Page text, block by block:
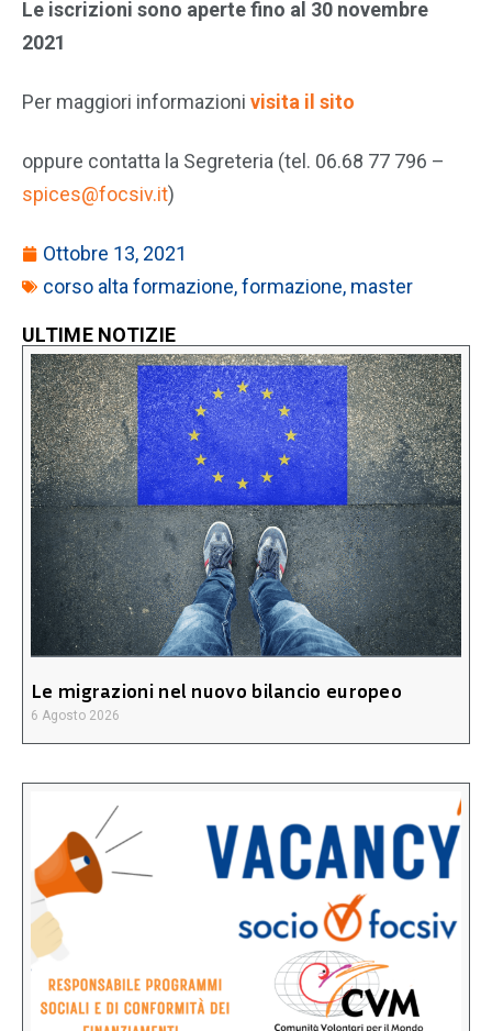
Le iscrizioni sono aperte fino al 30 novembre
2021
Per maggiori informazioni visita il sito
oppure contatta la Segreteria (tel. 06.68 77 796 –
spices@focsiv.it)
Ottobre 13, 2021
corso alta formazione,formazione, master
ULTIME NOTIZIE
Le migrazioni nel nuovo bilancio europeo
6 Agosto 2026